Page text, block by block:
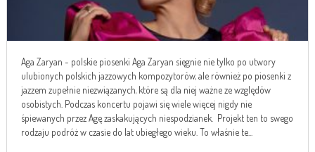
Aga Zaryan - polskie piosenki Aga Zaryan sięgnie nie tylko po utwory
ulubionych polskich jazzowych kompozytorów, ale również po piosenki z
jazzem zupełnie niezwiązanych, które są dla niej ważne ze względów
osobistych. Podczas koncertu pojawi się wiele więcej nigdy nie
śpiewanych przez Agę zaskakujących niespodzianek. Projekt ten to swego
rodzaju podróż w czasie do lat ubiegłego wieku. To właśnie te...